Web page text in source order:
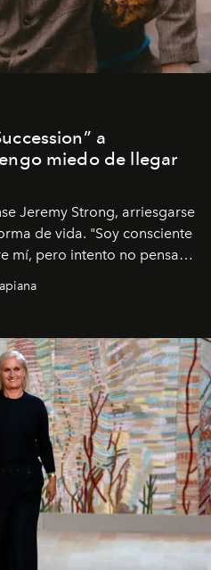
a
miedo de llegar
Jeremy Strong, arriesgarse
de vida. "Soy consciente
mí, pero intento no pensar
Creo que es una